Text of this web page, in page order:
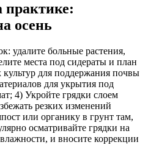
осень
удалите больные растения,
места под сидераты и план
для поддержания почвы
для укрытия под
4) Укройте грядки слоем
резких изменений
или органику в грунт там,
осматривайте грядки на
и вносите коррекции